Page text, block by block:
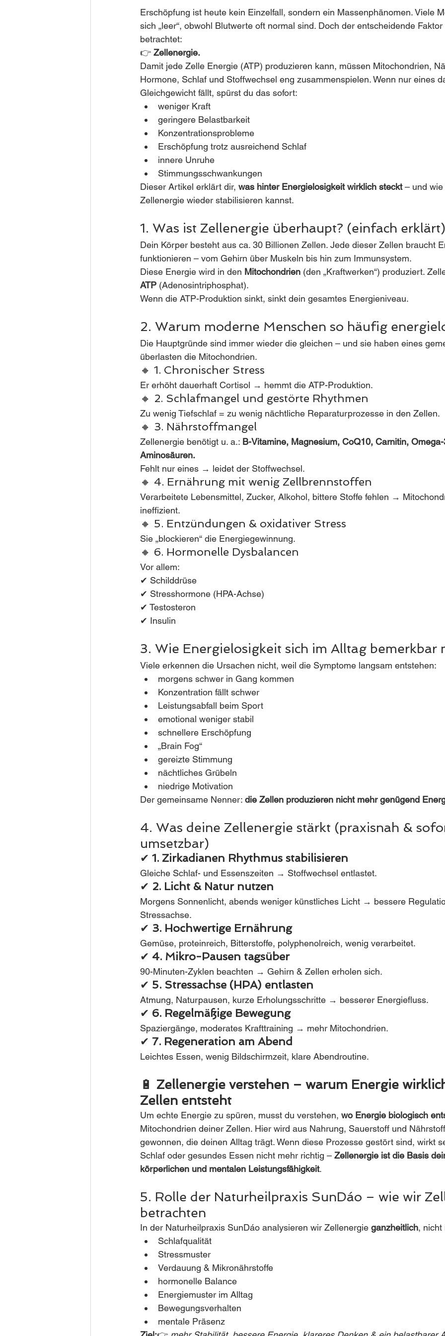
Erschöpfung ist heute kein Einzelfall, sondern ein Massenphänomen. Viele
sich „leer“, obwohl Blutwerte oft normal sind. Doch der entscheidende
betrachtet:
👉 Zellenergie.
Damit jede Zelle Energie (ATP) produzieren kann, müssen Mitochondrien,
Hormone, Schlaf und Stoffwechsel eng zusammenspielen. Wenn nur eines
Gleichgewicht fällt, spürst du das sofort:
weniger Kraft
geringere Belastbarkeit
Konzentrationsprobleme
Erschöpfung trotz ausreichend Schlaf
innere Unruhe
Stimmungsschwankungen
Dieser Artikel erklärt dir, was hinter Energielosigkeit wirklich steckt – und wie
Zellenergie wieder stabilisieren kannst.
1. Was ist Zellenergie überhaupt? (einfach erklärt)
Dein Körper besteht aus ca. 30 Billionen Zellen. Jede dieser Zellen braucht
funktionieren – vom Gehirn über Muskeln bis hin zum Immunsystem.
Diese Energie wird in den Mitochondrien (den „Kraftwerken“) produziert.
ATP (Adenosintriphosphat).
Wenn die ATP-Produktion sinkt, sinkt dein gesamtes Energieniveau.
2. Warum moderne Menschen so häufig
Die Hauptgründe sind immer wieder die gleichen – und sie haben eines
überlasten die Mitochondrien.
🔸 1. Chronischer Stress
Er erhöht dauerhaft Cortisol → hemmt die ATP-Produktion.
🔸 2. Schlafmangel und gestörte Rhythmen
Zu wenig Tiefschlaf = zu wenig nächtliche Reparaturprozesse in den Zellen.
🔸 3. Nährstoffmangel
Zellenergie benötigt u. a.: B-Vitamine, Magnesium, CoQ10, Carnitin,
Aminosäuren.
Fehlt nur eines → leidet der Stoffwechsel.
🔸 4. Ernährung mit wenig Zellbrennstoffen
Verarbeitete Lebensmittel, Zucker, Alkohol, bittere Stoffe fehlen →
ineffizient.
🔸 5. Entzündungen & oxidativer Stress
Sie „blockieren“ die Energiegewinnung.
🔸 6. Hormonelle Dysbalancen
Vor allem:
✔ Schilddrüse
✔ Stresshormone (HPA-Achse)
✔ Testosteron
✔ Insulin
3. Wie Energielosigkeit sich im Alltag bemerkbar
Viele erkennen die Ursachen nicht, weil die Symptome langsam entstehen:
morgens schwer in Gang kommen
Konzentration fällt schwer
Leistungsabfall beim Sport
emotional weniger stabil
schnellere Erschöpfung
„Brain Fog“
gereizte Stimmung
nächtliches Grübeln
niedrige Motivation
Der gemeinsame Nenner: die Zellen produzieren nicht mehr genügend
4. Was deine Zellenergie stärkt (praxisnah &
umsetzbar)
✔ 1. Zirkadianen Rhythmus stabilisieren
Gleiche Schlaf- und Essenszeiten → Stoffwechsel entlastet.
✔ 2. Licht & Natur nutzen
Morgens Sonnenlicht, abends weniger künstliches Licht → bessere
Stressachse.
✔ 3. Hochwertige Ernährung
Gemüse, proteinreich, Bitterstoffe, polyphenolreich, wenig verarbeitet.
✔ 4. Mikro-Pausen tagsüber
90-Minuten-Zyklen beachten → Gehirn & Zellen erholen sich.
✔ 5. Stressachse (HPA) entlasten
Atmung, Naturpausen, kurze Erholungsschritte → besserer Energiefluss.
✔ 6. Regelmäßige Bewegung
Spaziergänge, moderates Krafttraining → mehr Mitochondrien.
✔ 7. Regeneration am Abend
Leichtes Essen, wenig Bildschirmzeit, klare Abendroutine.
🔋 Zellenergie verstehen – warum Energie
Zellen entsteht
Um echte Energie zu spüren, musst du verstehen, wo Energie biologisch
Mitochondrien deiner Zellen. Hier wird aus Nahrung, Sauerstoff und
gewonnen, die deinen Alltag trägt. Wenn diese Prozesse gestört sind, wirkt
Schlaf oder gesundes Essen nicht mehr richtig – Zellenergie ist die Basis
körperlichen und mentalen Leistungsfähigkeit.
5. Rolle der Naturheilpraxis SunDáo – wie wir
betrachten
In der Naturheilpraxis SunDáo analysieren wir Zellenergie ganzheitlich, nicht
Schlafqualität
Stressmuster
Verdauung & Mikronährstoffe
hormonelle Balance
Energiemuster im Alltag
Bewegungsverhalten
mentale Präsenz